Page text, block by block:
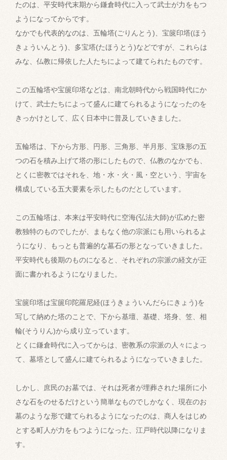
たのは、平安時代末期から鎌倉時代に入って武士が力をもつ
ようになってからです。
なかでも代表的なのは、五輪塔(ごりんとう)、宝篋印塔(ほう
きょういんとう)、多宝塔(たほうとう)などですが、これらは
みな、仏教に帰依した人たちによって建てられたものです。
この五輪塔や宝篋印塔などは、南北朝時代から戦国時代にか
けて、武士たちによって盛んに建てられるようになったのを
きっかけとして、広く日本中に普及していきました。
五輪塔は、下から方形、円形、三角形、半月形、宝珠形の五
つの石を積み上げて塔の形にしたもので、仏教のなかでも、
とくに密教ではそれを、地・水・火・風・空という、宇宙を
構成している五大要素を示したものだとしています。
この五輪塔は、本来は平安時代に空海(弘法大師)が広めた密
教独特のものでしたが、まもなく他の宗派にも用いられるよ
うになり、もっとも普遍的な墓石の形となっていきました。
平安時代も後期のものになると、それぞれの宗派の経文が正
面に書かれるようになりました。
宝篋印塔は宝篋印陀羅尼経(ほうきょういんだらにきょう)を
写して納めた塔のことで、下から基壇、基礎、塔身、笠、相
輪(そうりん)から成り立っています。
とくに鎌倉時代に入ってからは、密教系の宗派の人々によっ
て、墓塔として盛んに建てられるようになっていきました。
しかし、庶民のお墓では、それは死者が埋葬された場所に小
さな石をのせるだけという簡単なものでしかなく、現在のお
墓のような形で建てられるようになったのは、商人をはじめ
とする町人が力をもつようになった、江戸時代以降になりま
す。